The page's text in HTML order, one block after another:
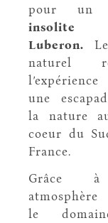
pour un
Luberon.
naturel
une
la nature
coeur du
France.
Grâce
le